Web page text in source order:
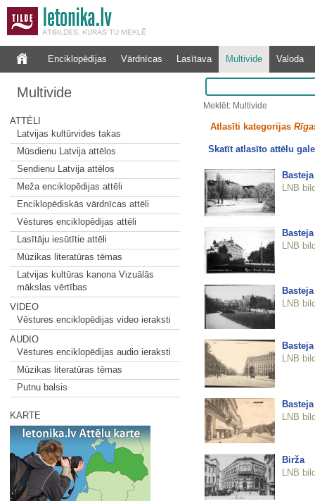
Enciklopēdijas Vārdnīcas Lasītava Multivide Valoda
Multivide
ATTĒLI
Latvijas kultūrvides takas
Mūsdienu Latvija attēlos
Sendienu Latvija attēlos
Meža enciklopēdijas attēli
Enciklopēdiskās vārdnīcas attēli
Vēstures enciklopēdijas attēli
Lasītāju iesūtītie attēli
Mūzikas literatūras tēmas
Latvijas kultūras kanona Vizuālās
mākslas vērtības
VIDEO
Vēstures enciklopēdijas video ieraksti
AUDIO
Vēstures enciklopēdijas audio ieraksti
Mūzikas literatūras tēmas
Putnu balsis
KARTE
Meklēt: Multivide
Atlasīti kategorijas
Skatīt atlasīto attēlu
LNB
LNB
LNB
LNB
LNB
Birža
LNB